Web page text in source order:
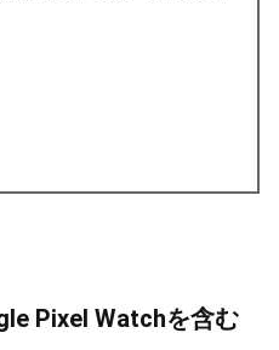
Pixel Watchを含む